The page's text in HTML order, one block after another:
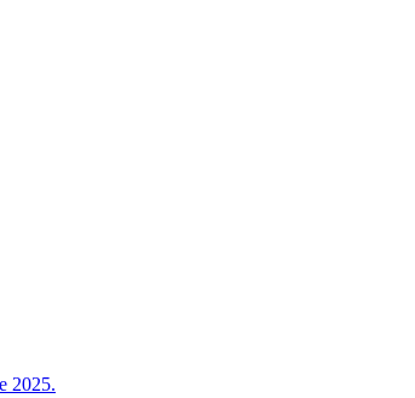
2025.